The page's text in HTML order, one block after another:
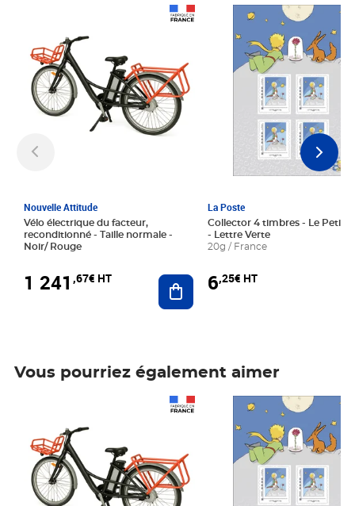
Nouvelle Attitude
Vélo électrique du facteur,
reconditionné - Taille normale -
Noir/ Rouge
1 241 ,67€ HT Ajouter au panier
La Poste
Collector 4 timbres - Le Petit
- Lettre Verte
20g / France
6,25€ HT
Prix 6,25€ HT
Vous pourriez également aimer
Prix 6,25€ HT